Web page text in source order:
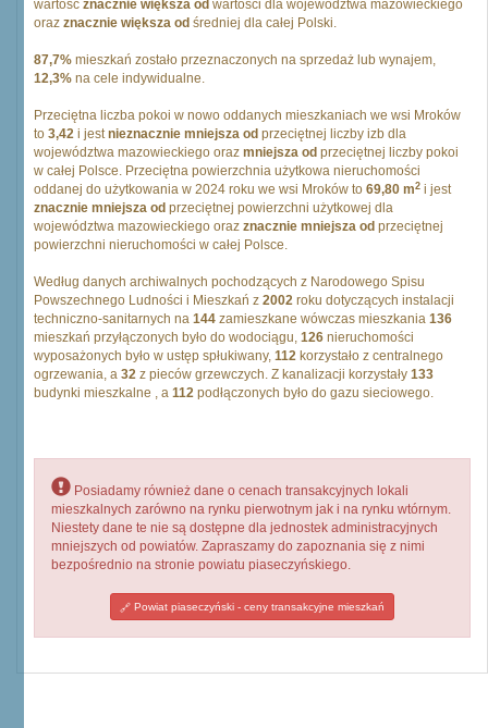
wartość znacznie większa od wartości dla województwa mazowieckiego
oraz znacznie większa od średniej dla całej Polski.
87,7% mieszkań zostało przeznaczonych na sprzedaż lub wynajem,
12,3% na cele indywidualne.
Przeciętna liczba pokoi w nowo oddanych mieszkaniach we wsi Mroków
to 3,42 i jestnieznacznie mniejsza od przeciętnej liczby izb dla
województwa mazowieckiego oraz mniejsza od przeciętnej liczby pokoi
w całej Polsce. Przeciętna powierzchnia użytkowa nieruchomości
oddanej do użytkowania w 2024 roku we wsi Mroków to 69,80 m2 i jest
znacznie mniejsza od przeciętnej powierzchni użytkowej dla
województwa mazowieckiego oraz znacznie mniejsza od przeciętnej
powierzchni nieruchomości w całej Polsce.
Według danych archiwalnych pochodzących z Narodowego Spisu
Powszechnego Ludności i Mieszkań z 2002 roku dotyczących instalacji
techniczno-sanitarnych na 144 zamieszkane wówczas mieszkania 136
mieszkań przyłączonych było do wodociągu, 126 nieruchomości
wyposażonych było w ustęp spłukiwany, 112 korzystało z centralnego
ogrzewania, a 32 z pieców grzewczych. Z kanalizacji korzystały 133
budynki mieszkalne , a 112 podłączonych było do gazu sieciowego.
Posiadamy również dane o cenach transakcyjnych lokali
mieszkalnych zarówno na rynku pierwotnym jak i na rynku wtórnym.
Niestety dane te nie są dostępne dla jednostek administracyjnych
mniejszych od powiatów. Zapraszamy do zapoznania się z nimi
bezpośrednio na stronie powiatu piaseczyńskiego.
Powiat piaseczyński - ceny transakcyjne mieszkań